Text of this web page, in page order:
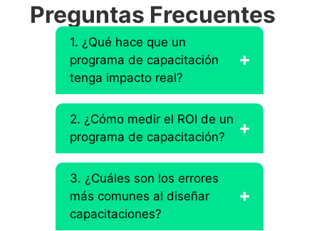
Preguntas Frecuentes
1. ¿Qué hace que un
programa de capacitación
tenga impacto real?
2. ¿Cómo medir el ROI de un
programa de capacitación?
3. ¿Cuáles son los errores
más comunes al diseñar
capacitaciones?